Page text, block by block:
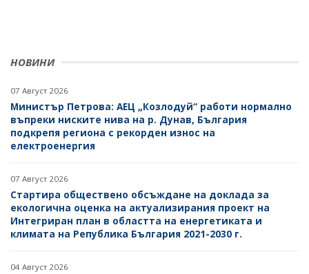
НОВИНИ
07 Август 2026
Министър Петрова: АЕЦ „Козлодуй“ работи нормално
въпреки ниските нива на р. Дунав, България
подкрепя региона с рекорден износ на
електроенергия
07 Август 2026
Стартира обществено обсъждане на доклада за
екологична оценка на актуализирания проект на
Интегриран план в областта на енергетиката и
климата на Република България 2021-2030 г.
04 Август 2026